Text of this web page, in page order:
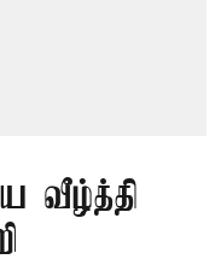
வீழ்த்தி